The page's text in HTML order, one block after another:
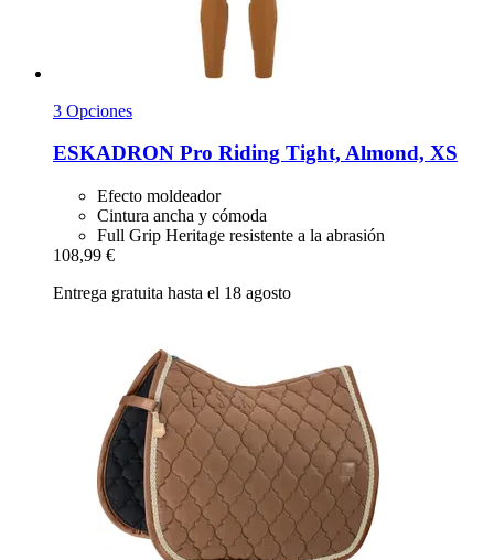
3 Opciones
ESKADRON Pro Riding Tight, Almond, XS
Efecto moldeador
Cintura ancha y cómoda
Full Grip Heritage resistente a la abrasión
108,99 €
Entrega gratuita hasta el 18 agosto